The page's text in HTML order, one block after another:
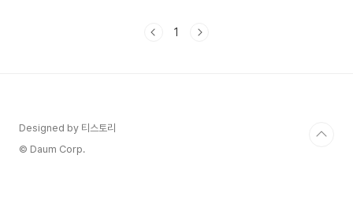
어요. 고령화 사회가 진행되면서 만성질환을 앓고 있는 사람들도 간병 보험이
1
Designed by 티스토리
© Daum Corp.